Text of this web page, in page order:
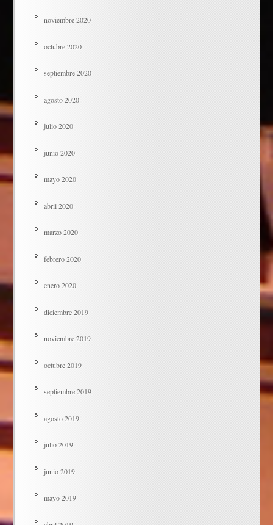
noviembre 2020
octubre 2020
septiembre 2020
agosto 2020
julio 2020
junio 2020
mayo 2020
abril 2020
marzo 2020
febrero 2020
enero 2020
diciembre 2019
noviembre 2019
octubre 2019
septiembre 2019
agosto 2019
julio 2019
junio 2019
mayo 2019